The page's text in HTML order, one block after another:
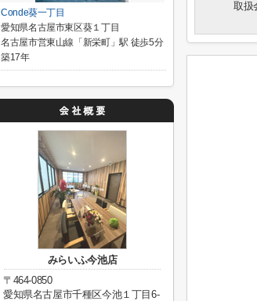
取扱
Conde葵一丁目
愛知県名古屋市東区葵１丁目
名古屋市営東山線「新栄町」駅 徒歩5分
築17年
みらいふ今池店
〒464-0850
愛知県名古屋市千種区今池１丁目6-